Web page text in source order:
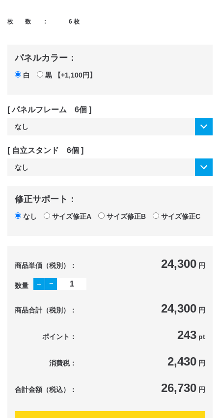
枚 数 : 6 枚
パネルカラー：
白 黒 【+1,100円】
[ パネルフレーム 6個 ]
[ 自立スタンド 6個 ]
修正サポート：
なし サイズ修正A サイズ修正B サイズ修正C
商品単価（税別）： 24,300 円
数量 ＋ −
商品合計（税別）： 24,300 円
ポイント： 243 pt
消費税： 2,430 円
合計金額（税込）： 26,730 円